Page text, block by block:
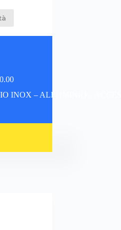
INOX – ALLUMINIO –